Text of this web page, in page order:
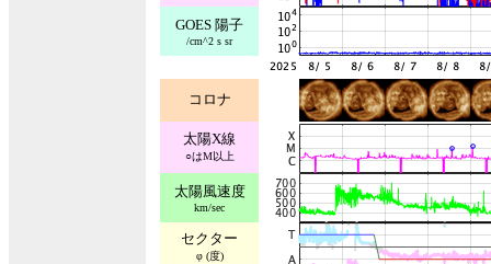
GOES 陽子
/cm^2 s sr
コロナ
太陽X線
○はM以上
太陽風速度
km/sec
セクター
φ (度)